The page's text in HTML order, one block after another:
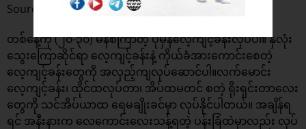
Source: Showbiz Cheat Sheet
တစ်နေ့ကို (၂၀-၃၀) မိနစ်ကြာတဲ့ ပုံမှန်လေ့ကျင့်ခန်းလုပ်ပါ။ နှလုံး
သွေးကြောဆိုင်ရာ လေ့ကျင့်ခန်းနဲ့ ကိုယ်ခံအားကောင်းစေတဲ့
လေ့ကျင့်ခန်းတွေကို အလှည့်ကျလုပ်ဆောင်ပါ။လက်မောင်း
လေ့ကျင့်ခန်း၊ ထိုင်ထလုပ်တာ၊ အိပ်ထမတင် စတဲ့ ရိုးရှင်းတာလေး
တွေကို သင်အိပ်ယာထ ရေမချိုးခင်မှာ လုပ်နိုင်ပါတယ်။ အချိန်ရ
ရင် အနီးနားက လေကောင်းလေးသန့်ရတဲ့ ပန်းခြံထဲမှာလည်း လုပ်